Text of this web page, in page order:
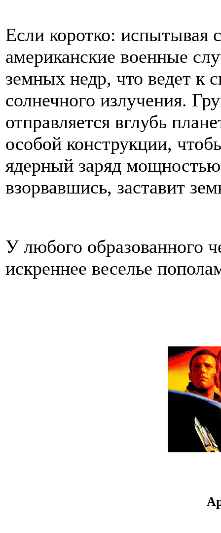
Если коротко: испытывая
американские военные
земных недр, что ведет к
солнечного излучения.
отправляется вглубь
особой конструкции,
ядерный заряд
взорвавшись, заставит
У любого образованного
искреннее веселье